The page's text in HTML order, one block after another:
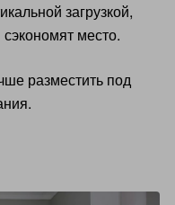
загрузкой,
место.
разместить под